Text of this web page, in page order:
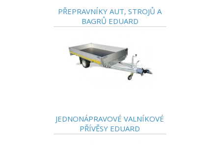
PŘEPRAVNÍKY AUT, STROJŮ A
BAGRŮ EDUARD
JEDNONÁPRAVOVÉ VALNÍKOVÉ
PŘÍVĚSY EDUARD